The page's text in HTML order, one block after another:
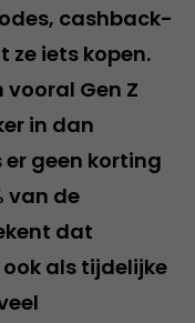
cashback-
iets kopen.
Gen Z
in dan
er geen korting
van de
dat
als tijdelijke